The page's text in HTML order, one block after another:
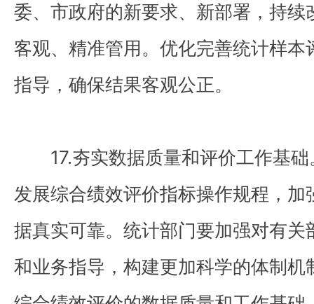
委、市政府的新要求、新部署，持
客观、精准管用。优化完善统计样
指导，确保结果客观公正。
17.夯实数据质量和评价工作基础
发展综合绩效评价指标操作规程，
据真实可靠。统计部门要加强对有
和业务指导，构建更加科学的体制